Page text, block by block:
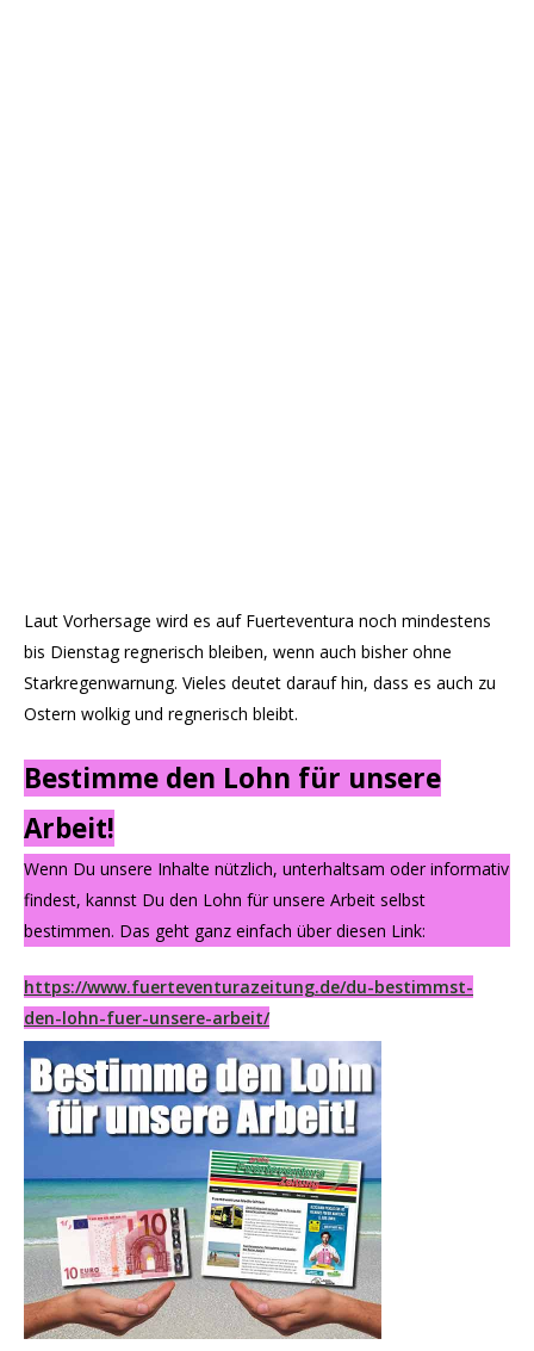
Laut Vorhersage wird es auf Fuerteventura noch mindestens
bis Dienstag regnerisch bleiben, wenn auch bisher ohne
Starkregenwarnung. Vieles deutet darauf hin, dass es auch zu
Ostern wolkig und regnerisch bleibt.
Bestimme den Lohn für unsere
Arbeit!
Wenn Du unsere Inhalte nützlich, unterhaltsam oder informativ
findest, kannst Du den Lohn für unsere Arbeit selbst
bestimmen. Das geht ganz einfach über diesen Link:
https://www.fuerteventurazeitung.de/du-bestimmst-
den-lohn-fuer-unsere-arbeit/